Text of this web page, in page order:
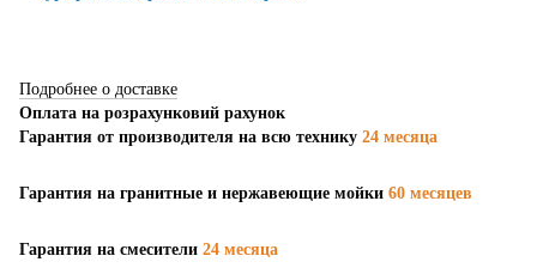
Подробнее о доставке
Оплата на розрахунковий рахунок
Гарантия от производителя на всю технику 24 месяца
Гарантия на гранитные и нержавеющие мойки 60 месяцев
Гарантия на смесители 24 месяца